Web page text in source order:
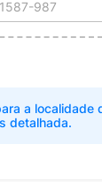
a localidade
detalhada.